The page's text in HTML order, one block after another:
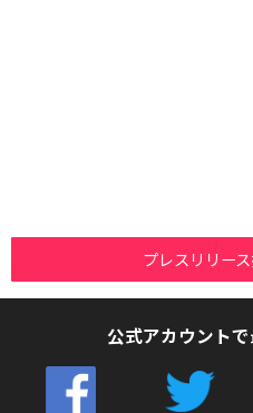
プレスリリー
公式アカウント